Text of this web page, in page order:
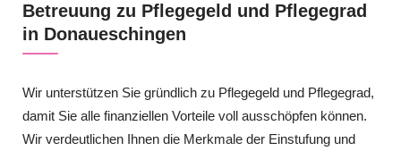
Betreuung zu Pflegegeld und Pflegegrad
in Donaueschingen
Wir unterstützen Sie gründlich zu Pflegegeld und Pflegegrad,
damit Sie alle finanziellen Vorteile voll ausschöpfen können.
Wir verdeutlichen Ihnen die Merkmale der Einstufung und